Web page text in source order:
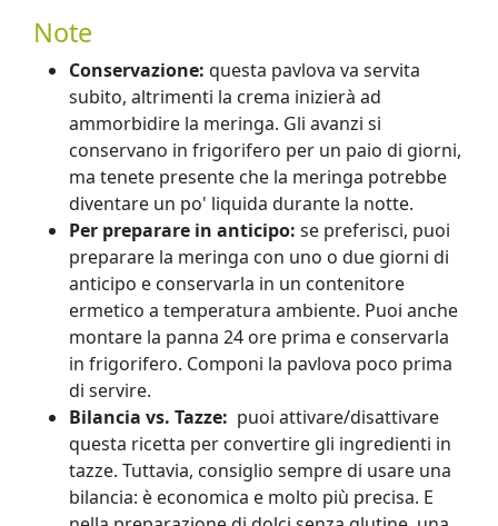
Note
Conservazione: questa pavlova va servita
subito, altrimenti la crema inizierà ad
ammorbidire la meringa. Gli avanzi si
conservano in frigorifero per un paio di giorni,
ma tenete presente che la meringa potrebbe
diventare un po' liquida durante la notte.
Per preparare in anticipo: se preferisci, puoi
preparare la meringa con uno o due giorni di
anticipo e conservarla in un contenitore
ermetico a temperatura ambiente. Puoi anche
montare la panna 24 ore prima e conservarla
in frigorifero. Componi la pavlova poco prima
di servire.
Bilancia vs. Tazze: puoi attivare/disattivare
questa ricetta per convertire gli ingredienti in
tazze. Tuttavia, consiglio sempre di usare una
bilancia: è economica e molto più precisa. E